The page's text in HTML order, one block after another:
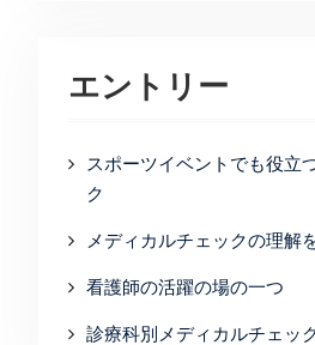
エントリー
スポーツイベントでも役立
ク
メディカルチェックの理解
看護師の活躍の場の一つ
診療科別メディカルチェッ